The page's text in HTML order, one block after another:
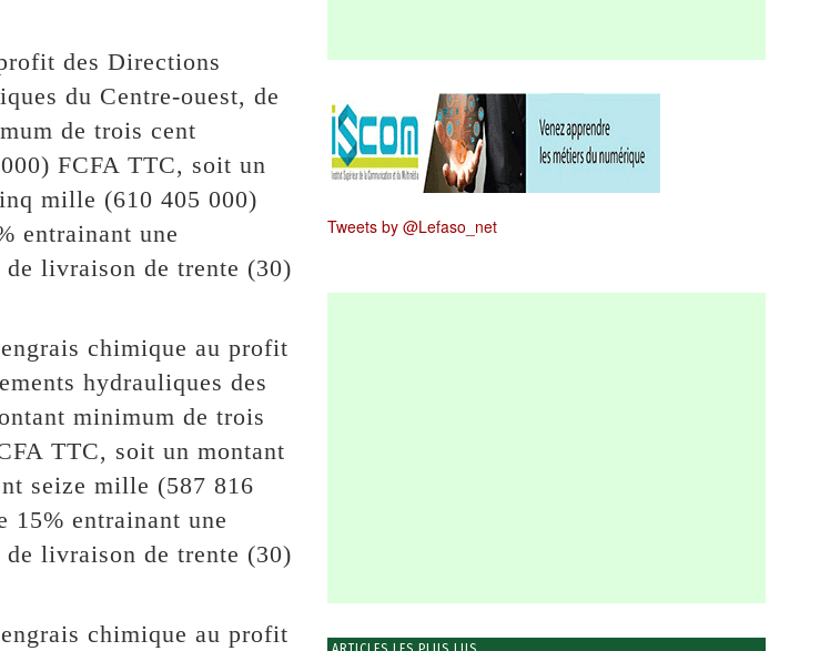
des Directions
du Centre-ouest, de
de trois cent
FCFA TTC, soit un
mille (610 405 000)
entrainant une
livraison de trente (30)
chimique au profit
hydrauliques des
minimum de trois
TTC, soit un montant
seize mille (587 816
15% entrainant une
livraison de trente (30)
chimique au profit
Tweets by @Lefaso_net